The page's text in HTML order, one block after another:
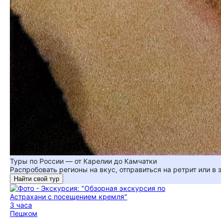
Туры по России — от Карелии до Камчатки
Распробовать регионы на вкус, отправиться на ретрит или в
Найти свой тур
3 часа
Пешком